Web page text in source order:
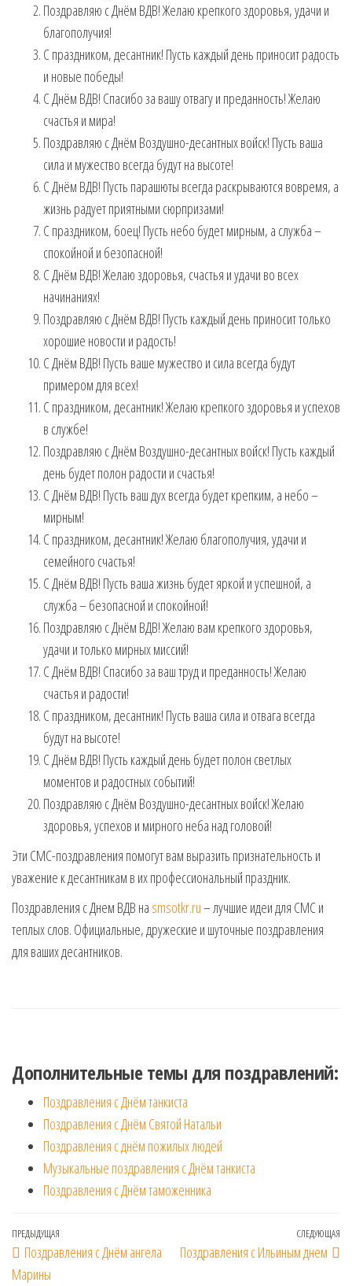
Поздравляю с Днём ВДВ! Желаю крепкого здоровья, удачи и
благополучия!
С праздником, десантник! Пусть каждый день приносит радость
и новые победы!
С Днём ВДВ! Спасибо за вашу отвагу и преданность! Желаю
счастья и мира!
Поздравляю с Днём Воздушно-десантных войск! Пусть ваша
сила и мужество всегда будут на высоте!
С Днём ВДВ! Пусть парашюты всегда раскрываются вовремя, а
жизнь радует приятными сюрпризами!
С праздником, боец! Пусть небо будет мирным, а служба –
спокойной и безопасной!
С Днём ВДВ! Желаю здоровья, счастья и удачи во всех
начинаниях!
Поздравляю с Днём ВДВ! Пусть каждый день приносит только
хорошие новости и радость!
С Днём ВДВ! Пусть ваше мужество и сила всегда будут
примером для всех!
С праздником, десантник! Желаю крепкого здоровья и успехов
в службе!
Поздравляю с Днём Воздушно-десантных войск! Пусть каждый
день будет полон радости и счастья!
С Днём ВДВ! Пусть ваш дух всегда будет крепким, а небо –
мирным!
С праздником, десантник! Желаю благополучия, удачи и
семейного счастья!
С Днём ВДВ! Пусть ваша жизнь будет яркой и успешной, а
служба – безопасной и спокойной!
Поздравляю с Днём ВДВ! Желаю вам крепкого здоровья,
удачи и только мирных миссий!
С Днём ВДВ! Спасибо за ваш труд и преданность! Желаю
счастья и радости!
С праздником, десантник! Пусть ваша сила и отвага всегда
будут на высоте!
С Днём ВДВ! Пусть каждый день будет полон светлых
моментов и радостных событий!
Поздравляю с Днём Воздушно-десантных войск! Желаю
здоровья, успехов и мирного неба над головой!
Эти СМС-поздравления помогут вам выразить признательность и
уважение к десантникам в их профессиональный праздник.
Поздравления с Днем ВДВ на smsotkr.ru– лучшие идеи для СМС и
теплых слов. Официальные, дружеские и шуточные поздравления
для ваших десантников.
Дополнительные темы для поздравлений:
Поздравления с Днём танкиста
Поздравления с Днём Святой Натальи
Поздравления с днём пожилых людей
Музыкальные поздравления с Днём танкиста
Поздравления с Днём таможенника
Навигация
по
Предыдущая
запись
ПРЕДЫДУЩАЯ
Поздравления с Днём ангела
Марины
СЛЕДУЮЩАЯ
Поздравления с Ильиным днем